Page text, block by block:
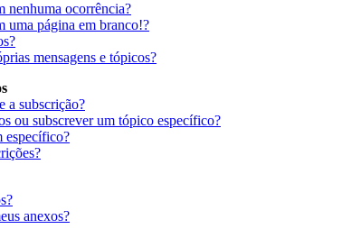
nenhuma ocorrência?
uma página em branco!?
mensagens e tópicos?
a subscrição?
ou subscrever um tópico específico?
específico?
anexos?